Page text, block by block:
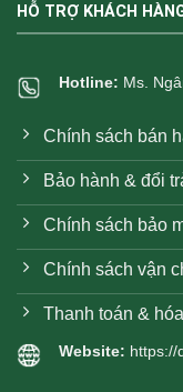
HỖ TRỢ KHÁCH
Hotline: Ms.
Chính sách bán
Bảo hành & đổi
Chính sách bảo
Chính sách vận
Thanh toán &
Website: https://